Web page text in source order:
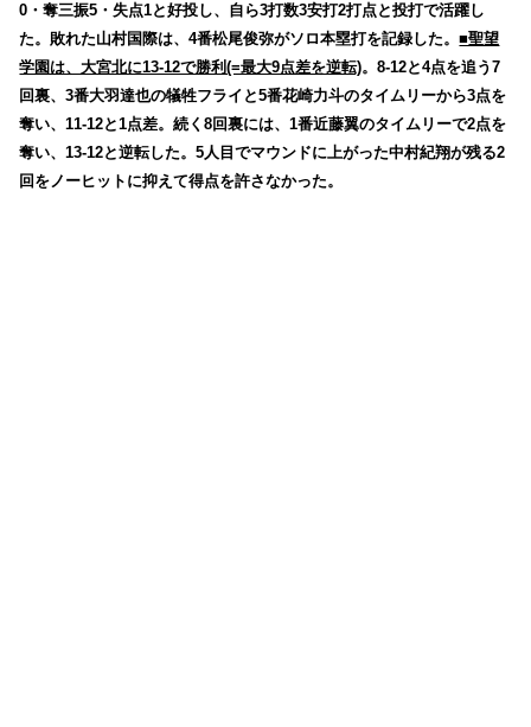
0・奪三振5・失点1と好投し、自ら3打数3安打2打点と投打で活躍し
た。敗れた山村国際は、4番松尾俊弥がソロ本塁打を記録した。■聖望
学園は、大宮北に13-12で勝利(=最大9点差を逆転)。8-12と4点を追う7
回裏、3番大羽達也の犠牲フライと5番花崎力斗のタイムリーから3点を
奪い、11-12と1点差。続く8回裏には、1番近藤翼のタイムリーで2点を
奪い、13-12と逆転した。5人目でマウンドに上がった中村紀翔が残る2
回をノーヒットに抑えて得点を許さなかった。